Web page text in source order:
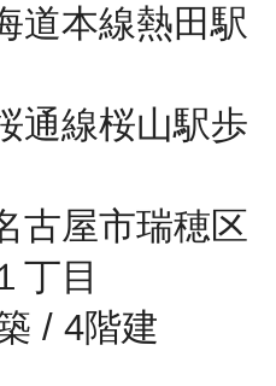
道本線熱田駅
通線桜山駅歩
古屋市瑞穂区
丁目
/ 4階建